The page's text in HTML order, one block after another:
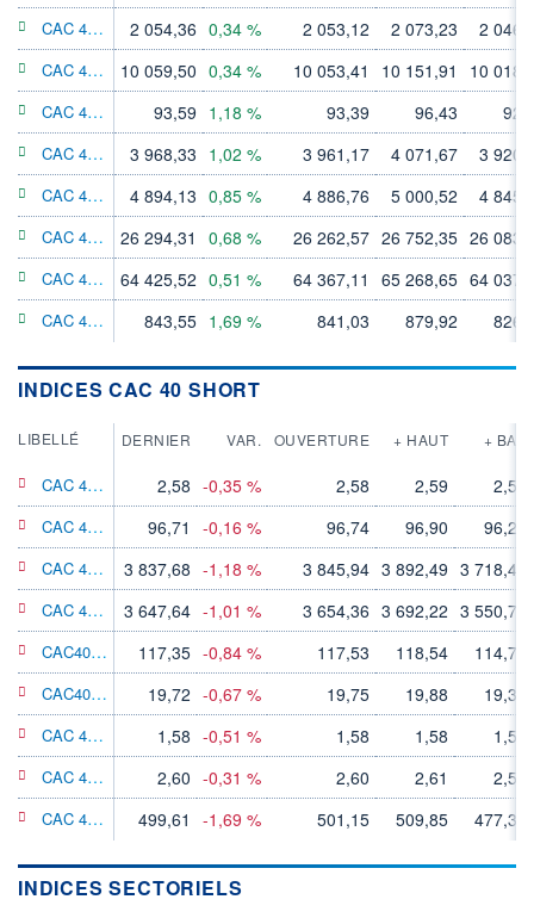
CAC 40 Leverage
2 054,36 0,34 % 2 053,12 2 073,23
2
CAC 40 Leverage GR
10 059,50 0,34 % 10 053,41 10 151,91
10
CAC 40 X7 Leverage NR
93,59 1,18 % 93,39 96,43
CAC 40 X6 Leverage NR
3 968,33 1,02 % 3 961,17 4 071,67
3
CAC 40 X5 Leverage NR
4 894,13 0,85 % 4 886,76 5 000,52
4
CAC 40 X4 Leverage NR
26 294,31 0,68 % 26 262,57 26 752,35 26
CAC 40 X3 Leverage NR
64 425,52 0,51 % 64 367,11 65 268,65 64
CAC 40 X10 Leverage NR
843,55 1,69 % 841,03 879,92
INDICES CAC 40 SHORT
LIBELLÉ DERNIER VAR. OUVERTURE + HAUT + BAS
CAC 40 Xbear GR 2,58 -0,35 % 2,58 2,59
2,56
CAC 40 Short GR
96,71 -0,16 % 96,74 96,90
96,28
CAC 40 X7 Short GR
3 837,68 -1,18 % 3 845,94 3 892,49 3 718,49
CAC 40 X6 Short GR
3 647,64 -1,01 % 3 654,36 3 692,22 3 550,70
CAC40 X5 SHORT GR
117,35 -0,84 % 117,53 118,54
114,76
CAC40 X4 SHORT GR
19,72 -0,67 % 19,75 19,88
19,37
CAC 40 X3 Short GR
1,58 -0,51 % 1,58 1,58
1,55
CAC 40 Double Short GR
2,60 -0,31 % 2,60 2,61
2,58
CAC 40 X10 Short GR
499,61 -1,69 % 501,15 509,85 477,32
INDICES SECTORIELS